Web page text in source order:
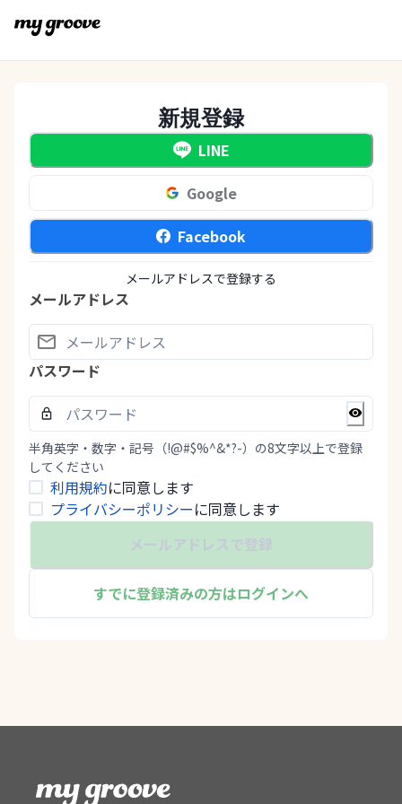
新規登録
LINE
Google
Facebook
メールアドレスで登録する
メールアドレス
パスワード
半角英字・数字・記号（!@#$%^&*?-）の8文字以上で登録
してください
利用規約に同意します
プライバシーポリシーに同意します
メールアドレスで登録
すでに登録済みの方はログインへ